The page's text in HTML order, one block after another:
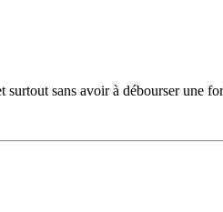
sans avoir à débourser une